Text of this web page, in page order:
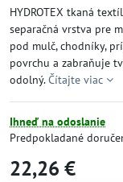
HYDROTEX tkaná
separačná vrstva pre
pod mulč, chodníky,
povrchu a zabraňuje
odolný.Čítajte viac
Ihneď na odoslanie
Predpokladané
22,26 €